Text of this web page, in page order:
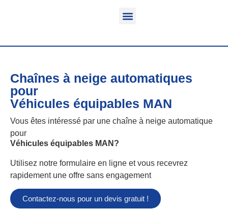
Chaînes à neige automatiques
pour
Véhicules équipables MAN
Vous êtes intéressé par une chaîne à neige automatique
pour
Véhicules équipables MAN ?
Utilisez notre formulaire en ligne et vous recevrez
rapidement une offre sans engagement
Contactez-nous pour un devis gratuit !